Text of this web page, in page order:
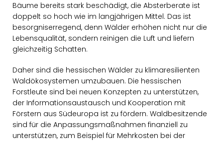
Bäume bereits stark beschädigt, die Absterberate ist
doppelt so hoch wie im langjährigen Mittel. Das ist
besorgniserregend, denn Wälder erhöhen nicht nur die
Lebensqualität, sondern reinigen die Luft und liefern
gleichzeitig Schatten.
Daher sind die hessischen Wälder zu klimaresilienten
Waldökosystemen umzubauen. Die hessischen
Forstleute sind bei neuen Konzepten zu unterstützen,
der Informationsaustausch und Kooperation mit
Förstern aus Südeuropa ist zu fördern. Waldbesitzende
sind für die Anpassungsmaßnahmen finanziell zu
unterstützen, zum Beispiel für Mehrkosten bei der